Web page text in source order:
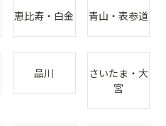
恵比寿・白金 青山・表参道
品川
さいたま・大
宮